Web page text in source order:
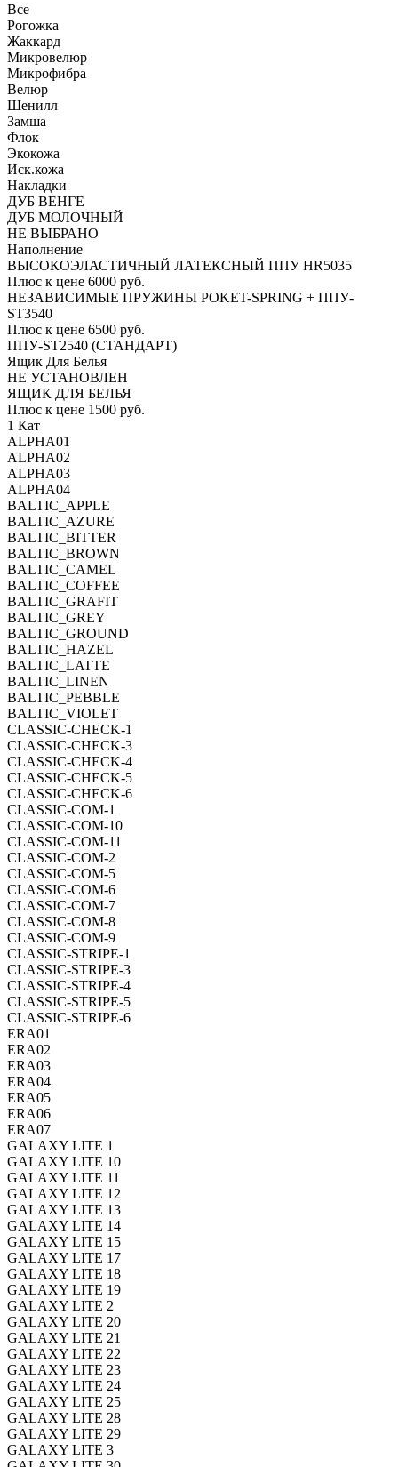
Все
Рогожка
Жаккард
Микровелюр
Микрофибра
Велюр
Шенилл
Замша
Флок
Экокожа
Иск.кожа
Накладки
ДУБ ВЕНГЕ
ДУБ МОЛОЧНЫЙ
НЕ ВЫБРАНО
Наполнение
ВЫСОКОЭЛАСТИЧНЫЙ ЛАТЕКСНЫЙ ППУ HR5035
Плюс к цене 6000 руб.
НЕЗАВИСИМЫЕ ПРУЖИНЫ POKET-SPRING + ППУ-
ST3540
Плюс к цене 6500 руб.
ППУ-ST2540 (СТАНДАРТ)
Ящик Для Белья
НЕ УСТАНОВЛЕН
ЯЩИК ДЛЯ БЕЛЬЯ
Плюс к цене 1500 руб.
1 Кат
ALPHA01
ALPHA02
ALPHA03
ALPHA04
BALTIC_APPLE
BALTIC_AZURE
BALTIC_BITTER
BALTIC_BROWN
BALTIC_CAMEL
BALTIC_COFFEE
BALTIC_GRAFIT
BALTIC_GREY
BALTIC_GROUND
BALTIC_HAZEL
BALTIC_LATTE
BALTIC_LINEN
BALTIC_PEBBLE
BALTIC_VIOLET
CLASSIC-CHECK-1
CLASSIC-CHECK-3
CLASSIC-CHECK-4
CLASSIC-CHECK-5
CLASSIC-CHECK-6
CLASSIC-COM-1
CLASSIC-COM-10
CLASSIC-COM-11
CLASSIC-COM-2
CLASSIC-COM-5
CLASSIC-COM-6
CLASSIC-COM-7
CLASSIC-COM-8
CLASSIC-COM-9
CLASSIC-STRIPE-1
CLASSIC-STRIPE-3
CLASSIC-STRIPE-4
CLASSIC-STRIPE-5
CLASSIC-STRIPE-6
ERA01
ERA02
ERA03
ERA04
ERA05
ERA06
ERA07
GALAXY LITE 1
GALAXY LITE 10
GALAXY LITE 11
GALAXY LITE 12
GALAXY LITE 13
GALAXY LITE 14
GALAXY LITE 15
GALAXY LITE 17
GALAXY LITE 18
GALAXY LITE 19
GALAXY LITE 2
GALAXY LITE 20
GALAXY LITE 21
GALAXY LITE 22
GALAXY LITE 23
GALAXY LITE 24
GALAXY LITE 25
GALAXY LITE 28
GALAXY LITE 29
GALAXY LITE 3